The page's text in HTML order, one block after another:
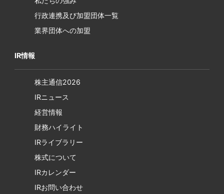
行政連携及び加盟団体一覧
業界団体への加盟
IR情報
株主通信2026
IRニュース
経営情報
財務ハイライト
IRライブラリー
株式について
IRカレンダー
IRお問い合わせ